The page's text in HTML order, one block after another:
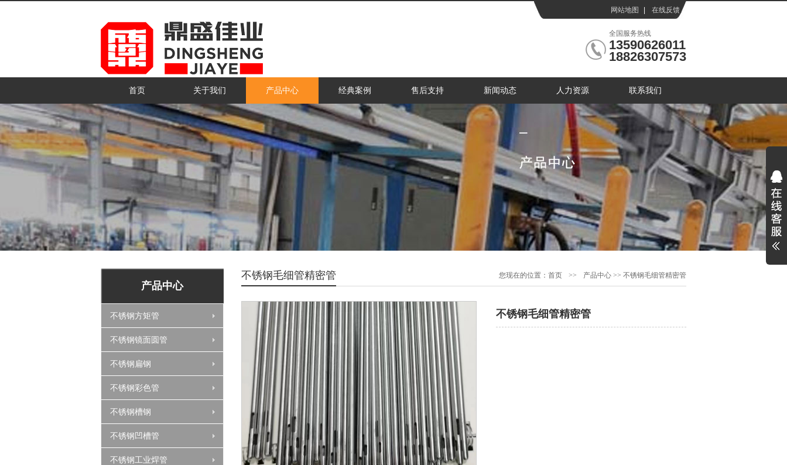
网站地图 在线反馈
全国服务热线
13590626011
18826307573
首页 关于我们 产品中心 经典案例 售后支持 新闻动态 人力资源 联系我们
产品中心
不锈钢方矩管
不锈钢镜面圆管
不锈钢扁钢
不锈钢彩色管
不锈钢槽钢
不锈钢凹槽管
不锈钢工业焊管
您现在的位置： 首页 >> 产品中心 >> 不锈钢毛细管精密管
不锈钢毛细管精密管
不锈钢毛细管精密管